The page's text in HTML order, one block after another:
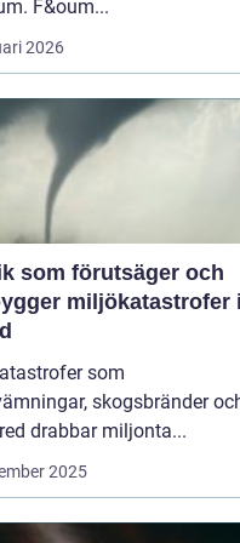
F&oum...
2026
som förutsäger och
miljökatastrofer i
som
skogsbränder
drabbar miljonta...
2025